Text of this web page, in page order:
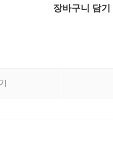
장바구니 담기